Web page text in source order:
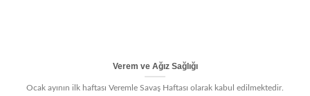
Verem ve Ağız Sağlığı
Ocak ayının ilk haftası Veremle Savaş Haftası olarak kabul edilmektedir.